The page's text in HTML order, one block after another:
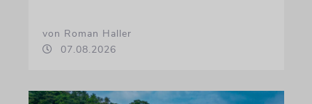
von Roman Haller
07.08.2026